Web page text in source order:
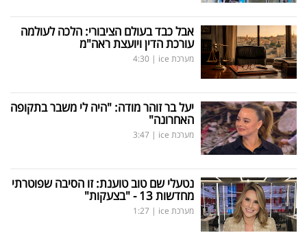
אבל כבד בעולם הציבורי: הלכה לעולמה
עורכת הדין ויועצת ראה"מ
מערכת ice |
4:30
יעל בר זוהר מודה: "היה לי משבר בתקופה
האחרונה"
מערכת ice |
3:47
נטעלי שם טוב טוענת: זו הסיבה שפוטרתי
מחדשות 13 - "בצעקות"
מערכת ice |
1:27